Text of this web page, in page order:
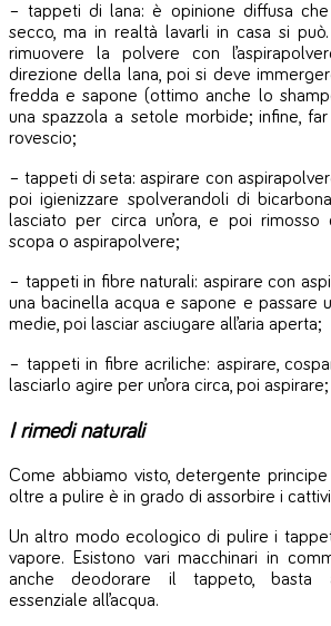
– tappeti di lana: è opinione diffusa
secco, ma in realtà lavarli in casa si
rimuovere la polvere con
direzione della lana, poi si deve
fredda e sapone (ottimo anche lo
una spazzola a setole morbide; infine,
rovescio;
– tappeti di seta: aspirare con
poi igienizzare spolverandoli di
lasciato per circa un’ora, e poi rimosso
scopa o aspirapolvere;
– tappeti in fibre naturali: aspirare con
una bacinella acqua e sapone e passare
medie, poi lasciar asciugare all’aria aperta;
– tappeti in fibre acriliche: aspirare,
lasciarlo agire per un’ora circa, poi aspirare;
I rimedi naturali
Come abbiamo visto, detergente
oltre a pulire è in grado di assorbire i
Un altro modo ecologico di pulire i
vapore. Esistono vari macchinari in
anche deodorare il tappeto, basta
essenziale all’acqua.